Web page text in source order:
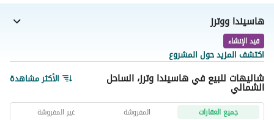
هاسيندا ووترز
قيد الإنشاء
اكتشف المزيد حول المشروع
شاليهات للبيع في هاسيندا وترز، الساحل
الشمالي الأكثر مشاهدة
جميع العقارات المفروشة غير المفروشة